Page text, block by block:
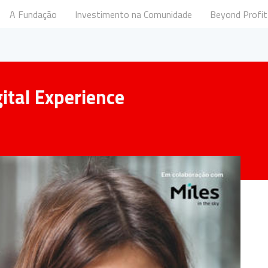
Santander Portugal
A Fundação Investimento na Comunidade Beyond
Experience